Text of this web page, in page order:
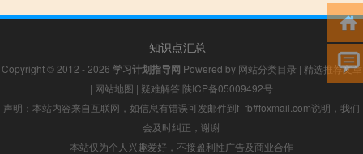
知识点汇总
Copyright © 2012 - 2026 学习计划指导网 Powered by 网站分类目录 | 精选推荐文章
| 网站地图 | 疑难解答 陕ICP备05009492号
声明：本站内容来自互联网，如信息有错误可发邮件到f_fb#foxmail.com说明，我们
会及时纠正，谢谢
本站仅为个人兴趣爱好，不接盈利性广告及商业合作